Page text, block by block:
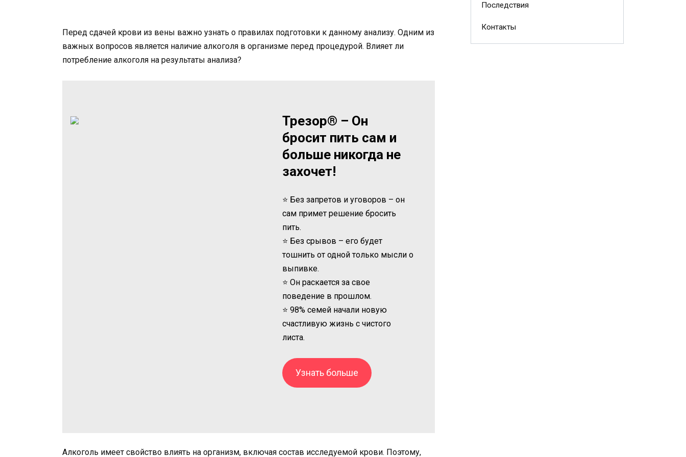
Перед сдачей крови из вены важно узнать о правилах подготовки к данному анализу. Одним из
важных вопросов является наличие алкоголя в организме перед процедурой. Влияет ли
потребление алкоголя на результаты анализа?
Трезор® – Он
бросит пить сам и
больше никогда не
захочет!
⭐ Без запретов и уговоров – он
сам примет решение бросить
пить.
⭐ Без срывов – его будет
тошнить от одной только мысли о
выпивке.
⭐ Он раскается за свое
поведение в прошлом.
⭐ 98% семей начали новую
счастливую жизнь с чистого
листа.
Узнать больше
Алкоголь имеет свойство влиять на организм, включая состав исследуемой крови. Поэтому,
Последствия
Контакты